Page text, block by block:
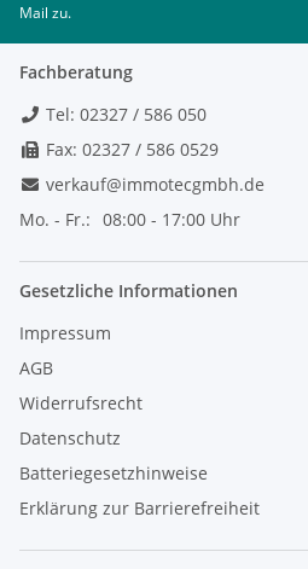
Mail zu.
Fachberatung
Tel: 02327 / 586 050
Fax: 02327 / 586 0529
verkauf@immotecgmbh.de
Mo. - Fr.: 08:00 - 17:00 Uhr
Gesetzliche Informationen
Impressum
AGB
Widerrufsrecht
Datenschutz
Batteriegesetzhinweise
Erklärung zur Barrierefreiheit